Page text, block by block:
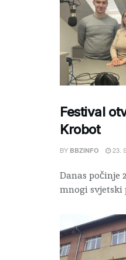
Festival
Krobot
BY BBZINFO 23.
Danas počinje
mnogi svjetski